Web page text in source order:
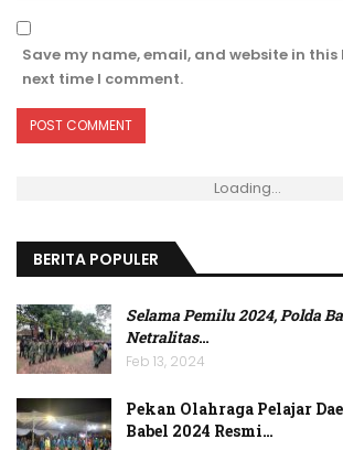
Save my name, email, and website in
next time I comment.
Loading...
BERITA POPULER
Selama Pemilu 2024, Polda
Netralitas…
Feb 13, 2024
Pekan Olahraga Pelajar
Babel 2024 Resmi…